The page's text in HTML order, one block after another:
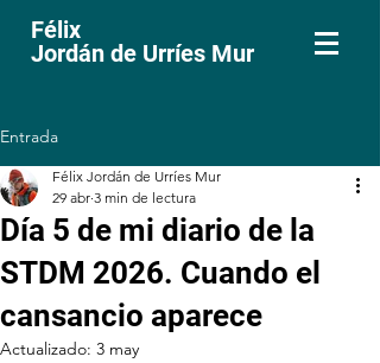
Félix
Jordán de Urríes Mur
Entrada
Día 5 de mi diario de la
STDM 2026. Cuando el
cansancio aparece
Félix Jordán de Urríes Mur
29 abr 3 min de lectura
Actualizado: 3 may